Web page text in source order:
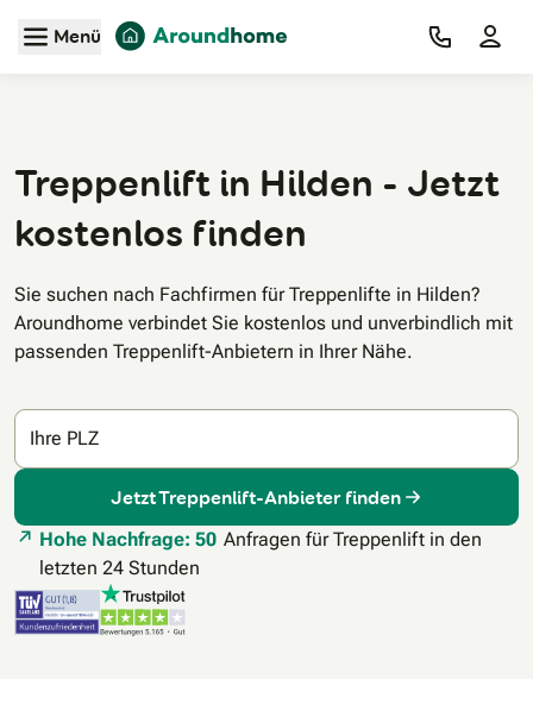
Zum Hauptinhalt
Menü
Treppenlift in Hilden - Jetzt
kostenlos finden
Sie suchen nach Fachfirmen für Treppenlifte in Hilden?
Aroundhome verbindet Sie kostenlos und unverbindlich mit
passenden Treppenlift-Anbietern in Ihrer Nähe.
Ihre PLZ
Jetzt Treppenlift-Anbieter finden
Hohe Nachfrage: 50 Anfragen für Treppenlift in den
letzten 24 Stunden